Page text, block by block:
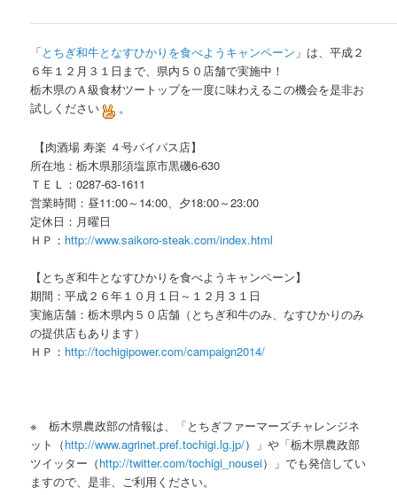
「とちぎ和牛となすひかりを食べようキャンペーン 」は、平成２
６年１２月３１日まで、県内５０店舗で実施中！
栃木県のＡ級食材ツートップを一度に味わえるこの機会を是非お
試しください
。
【肉酒場 寿楽 ４号バイパス店】
所在地：栃木県那須塩原市黒磯6-630
ＴＥＬ：0287-63-1611
営業時間：昼11:00～14:00、夕18:00～23:00
定休日：月曜日
ＨＰ： http://www.saikoro-steak.com/index.html
【とちぎ和牛となすひかりを食べようキャンペーン】
期間：平成２６年１０月１日～１２月３１日
実施店舗：栃木県内５０店舗（とちぎ和牛のみ、なすひかりのみ
の提供店もあります）
ＨＰ： http://tochigipower.com/campaign2014/
※ 栃木県農政部の情報は、「とちぎファーマーズチャレンジネ
ット（http://www.agrinet.pref.tochigi.lg.jp/）」や「栃木県農政部
ツイッター（http://twitter.com/tochigi_nousei）」でも発信してい
ますので、是非、ご利用ください。